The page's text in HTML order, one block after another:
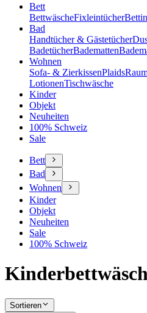
Bett
BettwäscheFixleintücher
Bad
Handtücher & Gästetücher
BadetücherBadematten
Wohnen
Sofa- & ZierkissenPlaids
LotionenTischwäsche
Kinder
Objekt
Neuheiten
100% Schweiz
Sale
Bett
Bad
Wohnen
Kinder
Objekt
Neuheiten
Sale
100% Schweiz
Sortieren